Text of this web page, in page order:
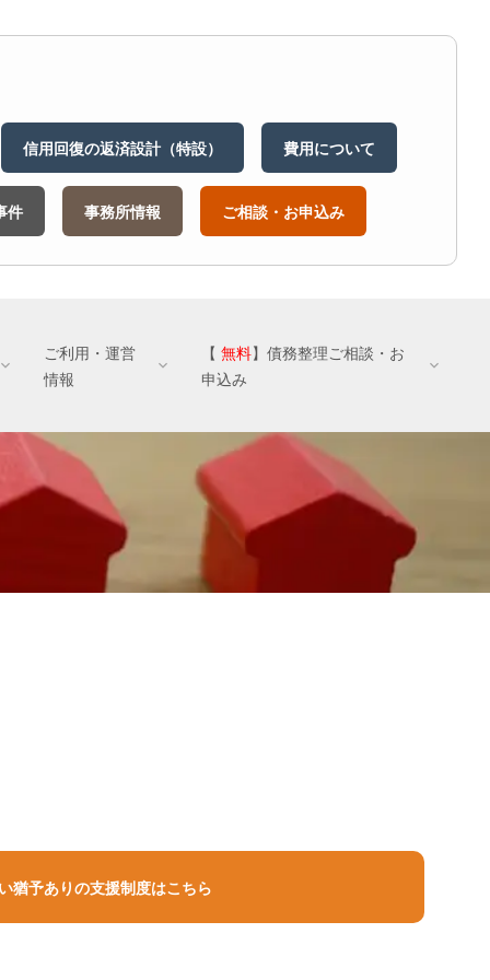
信用回復の返済設計（特設） 費用について
件 事務所情報 ご相談・お申込み
バイブル｜刊行本 サステナビリティ
す 地球環境の保全 人材の尊重
ご利用・運営
情報
【 無料】債務整理ご相談・お
申込み
猶予ありの支援制度はこちら